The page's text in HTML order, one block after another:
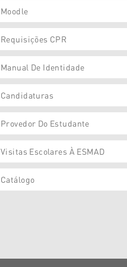
Moodle
Requisições CPR
Manual De Identidade
Candidaturas
Provedor Do Estudante
Visitas Escolares À ESMAD
Catálogo